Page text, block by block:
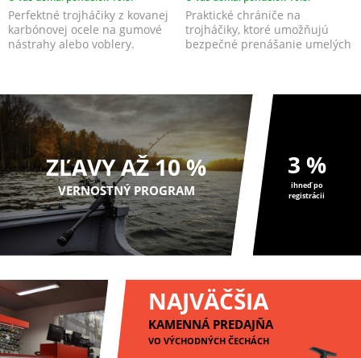
Perfektné trojháčiky z kovanej
karbónovej ocele na gumové
nástrahy alebo voblery.
Praktické chrániče na
trojháčiky, ktoré umožňujú
bezpečné prenášanie umelých
ZĽAVY AŽ 10 %
VERNOSTNÝ PROGRAM
3 %
ihneď po
registrácii
NAJVÄČŠIA
KAMENNÁ PREDAJŇA
VO VÝCHODNÝCH ČECHÁCH